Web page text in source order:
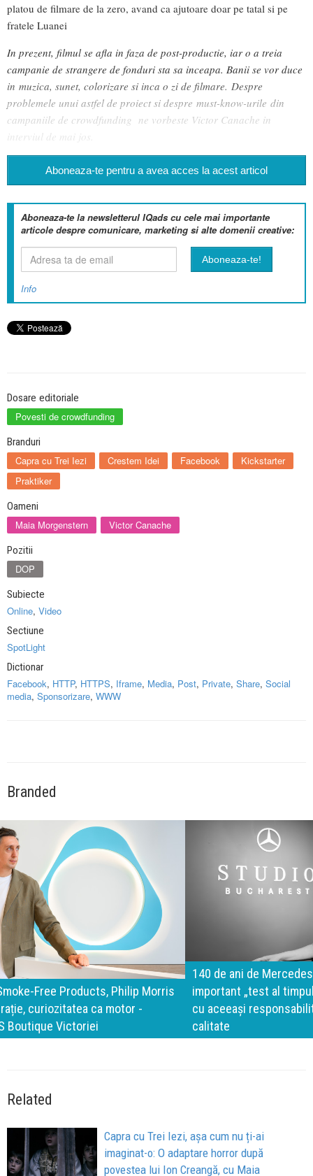
platou de filmare de la zero, avand ca ajutoare doar pe tatal si pe
fratele Luanei
In prezent, filmul se afla in faza de post-productie, iar o a treia
campanie de strangere de fonduri sta sa inceapa. Banii se vor duce
in muzica, sunet, colorizare si inca o zi de filmare. Despre
problemele unui astfel de proiect si despre must-know-urile din
campaniile de crowdfunding ne vorbeste Victor Canache in
interviul de mai jos.
Aboneaza-te pentru a avea acces la acest articol
Aboneaza-te la newsletterul IQads cu cele mai importante
articole despre comunicare, marketing si alte domenii creative:
Info
Dosare editoriale
Povesti de crowdfunding
Branduri
Capra cu Trei Iezi Crestem Idei Facebook
Kickstarter
Praktiker
Oameni
Maia Morgenstern Victor Canache
Pozitii
DOP
Subiecte
Online, Video
Sectiune
SpotLight
Dictionar
Facebook, HTTP, HTTPS, Iframe, Media, Post, Private, Share, Social
media, Sponsorizare, WWW
Branded
140 de ani de Mercedes-Benz. Ramona Pîrlog: Cel mai
important „test al timpului” este să inovăm constant, dar
cu aceeași responsabilitate față de oameni, siguranță și
calitate
Related
Capra cu Trei Iezi, așa cum nu ți-ai
imaginat-o: O adaptare horror după
povestea lui Ion Creangă, cu Maia